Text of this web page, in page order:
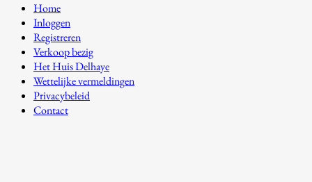
Home
Inloggen
Registreren
Verkoop bezig
Het Huis Delhaye
Wettelijke vermeldingen
Privacybeleid
Contact